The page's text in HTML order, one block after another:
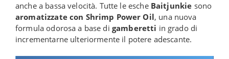
anche a bassa velocità. Tutte le esche Baitjunkie sono
aromatizzate con Shrimp Power Oil, una nuova
formula odorosa a base di gamberetti in grado di
incrementarne ulteriormente il potere adescante.